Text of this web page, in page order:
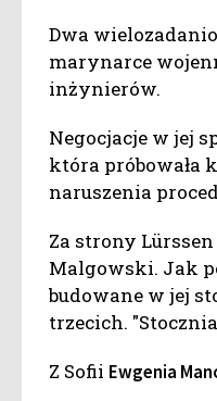
Dwa
marynarce
inżynierów.
Negocjacje w jej
która próbowała
naruszenia
Za strony
Malgowski. Jak
budowane w jej
trzecich.
Z Sofii Ewgenia